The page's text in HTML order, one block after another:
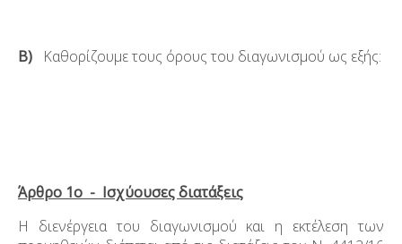
Β) Καθορίζουμε τους όρους του διαγωνισμού ως εξής:
Άρθρο 1ο - Ισχύουσες διατάξεις
Η διενέργεια του διαγωνισμού και η εκτέλεση των